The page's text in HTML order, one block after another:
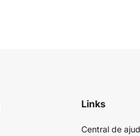
Links
Central de